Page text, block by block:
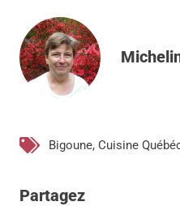
Bigoune, Cuisine
Partagez